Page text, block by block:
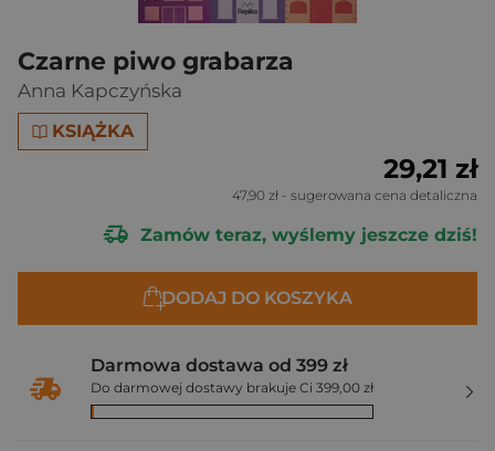
Czarne piwo grabarza
Anna Kapczyńska
KSIĄŻKA
29,21 zł
47,90 zł - sugerowana cena detaliczna
Zamów teraz, wyślemy jeszcze dziś!
DODAJ DO KOSZYKA
Darmowa dostawa od 399 zł
Do darmowej dostawy brakuje Ci 399,00 zł